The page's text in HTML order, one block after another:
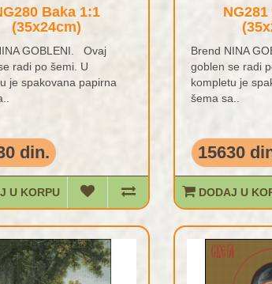
Baka 1:1
(35x24cm)
GOBLENI. Ovaj
radi po šemi. U
je spakovana papirna
din.
U KORPU
Brend NINA
goblen se radi
kompletu je
šema sa..
15630
DODAJ U